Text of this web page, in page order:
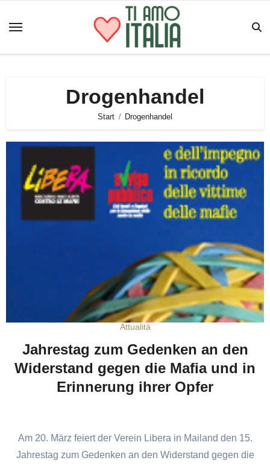
Inhalt
Drogenhandel
Start Drogenhandel
Attualità
Jahrestag zum Gedenken an den
Widerstand gegen die Mafia und in
Erinnerung ihrer Opfer
Am 20. März feiert der Verein Libera in Mailand den 15.
Jahrestag zum Gedenken an den Widerstand gegen die